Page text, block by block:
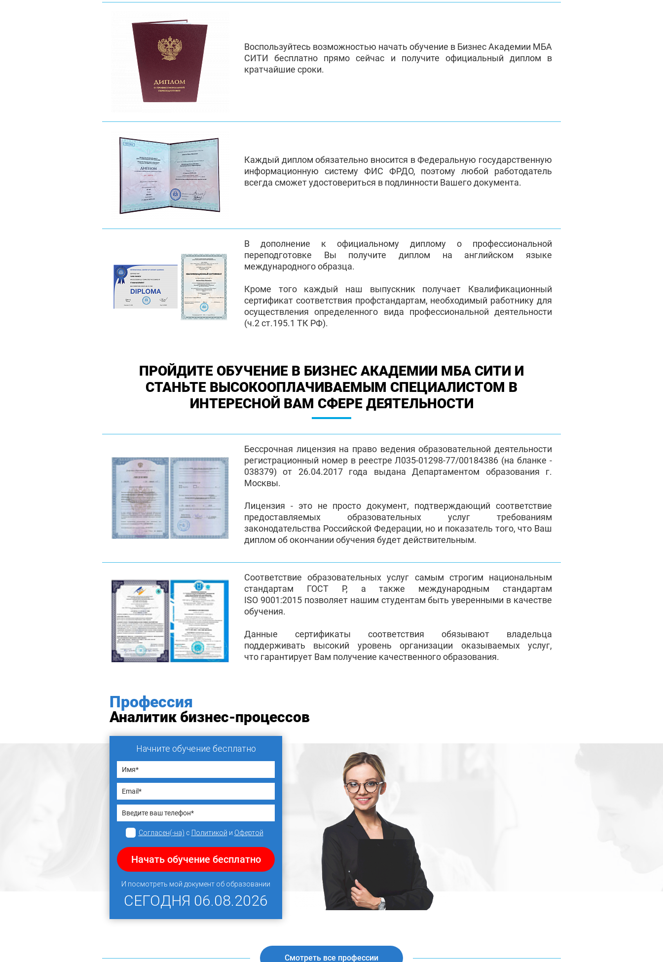
Воспользуйтесь возможностью начать обучение в Бизнес Академии МБА
СИТИ бесплатно прямо сейчас и получите официальный диплом в
кратчайшие сроки.
Каждый диплом обязательно вносится в Федеральную государственную
информационную систему ФИС ФРДО, поэтому любой работодатель
всегда сможет удостовериться в подлинности Вашего документа.
В дополнение к официальному диплому о профессиональной
переподготовке Вы получите диплом на английском языке
международного образца.
Кроме того каждый наш выпускник получает Квалификационный
сертификат соответствия профстандартам, необходимый работнику для
осуществления определенного вида профессиональной деятельности
(ч.2 ст.195.1 ТК РФ).
ПРОЙДИТЕ ОБУЧЕНИЕ В БИЗНЕС АКАДЕМИИ МБА СИТИ И
СТАНЬТЕ ВЫСОКООПЛАЧИВАЕМЫМ СПЕЦИАЛИСТОМ В
ИНТЕРЕСНОЙ ВАМ СФЕРЕ ДЕЯТЕЛЬНОСТИ
Бессрочная лицензия на право ведения образовательной деятельности
регистрационный номер в реестре Л035-01298-77/00184386 (на бланке -
038379) от 26.04.2017 года выдана Департаментом образования г.
Москвы.
Лицензия - это не просто документ, подтверждающий соответствие
предоставляемых образовательных услуг требованиям
законодательства Российской Федерации, но и показатель того, что Ваш
диплом об окончании обучения будет действительным.
Соответствие образовательных услуг самым строгим национальным
стандартам ГОСТ Р, а также международным стандартам
ISO 9001:2015 позволяет нашим студентам быть уверенными в качестве
обучения.
Данные сертификаты соответствия обязывают владельца
поддерживать высокий уровень организации оказываемых услуг,
что гарантирует Вам получение качественного образования.
Профессия
Аналитик бизнес-процессов
Начните обучение бесплатно
Согласен(-на) с Политикой и Офертой
Начать обучение бесплатно
И посмотреть мой документ об образовании
СЕГОДНЯ 06.08.2026
Смотреть все профессии